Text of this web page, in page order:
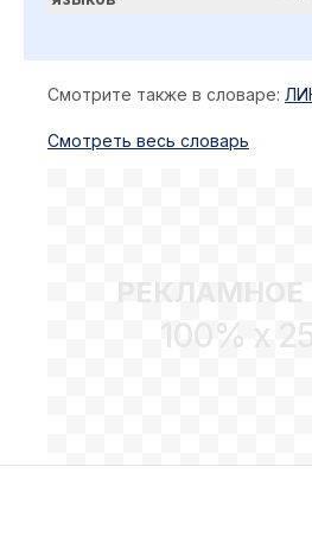
Смотрите также в словаре:
Cмотреть весь словарь
100% x